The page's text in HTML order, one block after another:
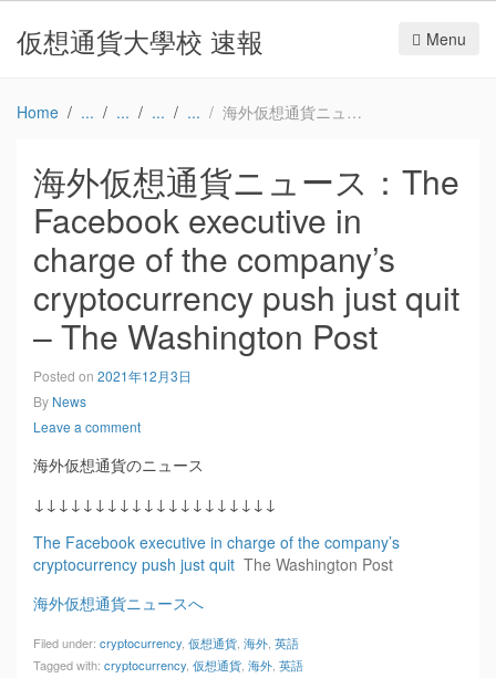
仮想通貨大學校 速報 Menu
Home 海外仮想通貨ニュース：The Facebook executive in charge of the company’s cryptocurrency push just quit – The Washington Post
海外仮想通貨ニュース：The
Facebook executive in
charge of the company’s
cryptocurrency push just quit
– The Washington Post
Posted on 2021年12月3日
By News
Leave a comment
海外仮想通貨のニュース
↓↓↓↓↓↓↓↓↓↓↓↓↓↓↓↓↓↓↓↓
The Facebook executive in charge of the company’s
cryptocurrency push just quit The Washington Post
海外仮想通貨ニュースへ
Filed under: cryptocurrency 仮想通貨 海外 英語
Tagged with: cryptocurrency 仮想通貨 海外 英語